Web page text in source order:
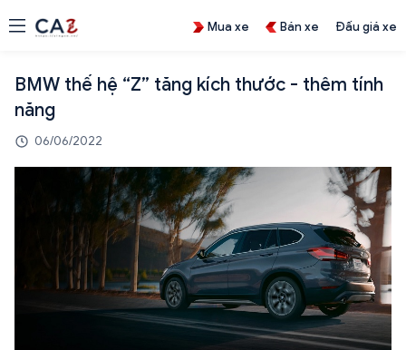
Mua xe Bán xe Đấu giá xe
BMW thế hệ “Z” tăng kích thước - thêm tính
năng
06/06/2022